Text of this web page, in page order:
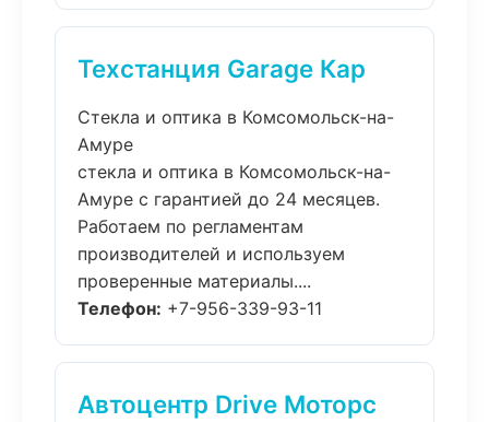
Техстанция Garage Кар
Стекла и оптика в Комсомольск-на-
Амуре
стекла и оптика в Комсомольск-на-
Амуре с гарантией до 24 месяцев.
Работаем по регламентам
производителей и используем
проверенные материалы....
Телефон: +7-956-339-93-11
Автоцентр Drive Моторс